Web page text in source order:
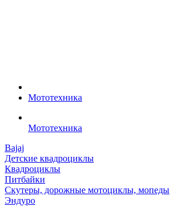
Мототехника
Мототехника
Bajaj
Детские квадроциклы
Квадроциклы
Питбайки
Скутеры, дорожные мотоциклы, мопеды
Эндуро